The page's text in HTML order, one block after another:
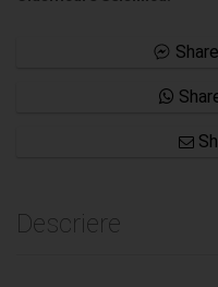
Descriere